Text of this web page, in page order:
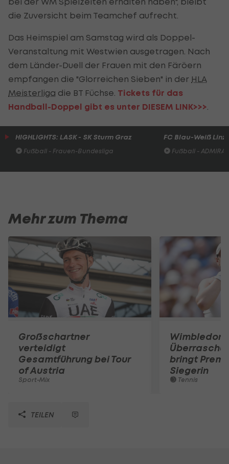
die Zuversicht beim Teamchef aufrecht.
Das Heimspiel am Samstag wird als Doppel-
Veranstaltung mit Westwien ausgetragen. Nach
dem Länder-Duell der Frauen mit den Färöern
empfangen die "Glorreichen Sieben" in der HLA
Meisterliga die BT Füchse. Tickets für das
Handball-Doppel gibt es unter DIESEM LINK>>>
HIGHLIGHTS: LASK - SK Sturm Graz
Fußball - Frauen-Bundesliga
FC Blau-Weiß Linz
Fußball -
Mehr zum Thema
Großschartner
verteidigt
Gesamtführung bei Tour
of Austria
Sport-Mix
Wimbledon:
bringt
Siegerin
Tennis
TEILEN